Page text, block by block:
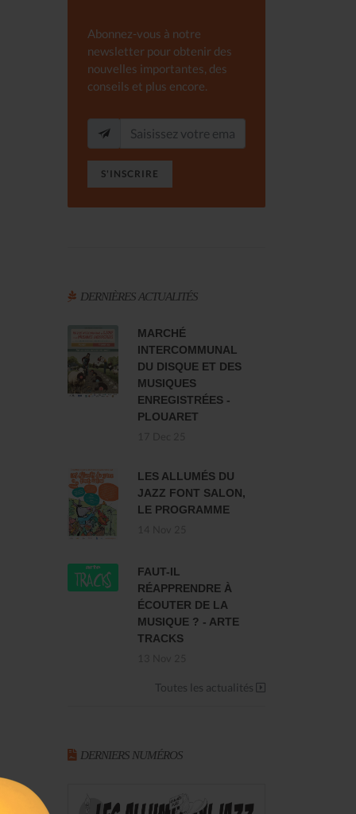
Abonnez-vous à notre
newsletter pour obtenir des
nouvelles importantes, des
conseils et plus encore.
S'INSCRIRE
DERNIÈRES ACTUALITÉS
MARCHÉ
INTERCOMMUNAL
DU DISQUE ET DES
MUSIQUES
ENREGISTRÉES -
PLOUARET
LES ALLUMÉS DU
JAZZ FONT SALON,
LE PROGRAMME
FAUT-IL
RÉAPPRENDRE À
ÉCOUTER DE LA
MUSIQUE ? - ARTE
TRACKS
Toutes les actualités
DERNIERS NUMÉROS